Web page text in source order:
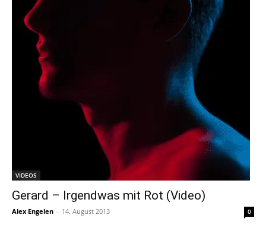
VIDEOS
Gerard – Irgendwas mit Rot (Video)
Alex Engelen - 14. August 2013 0